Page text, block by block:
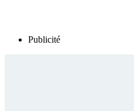
Publicité